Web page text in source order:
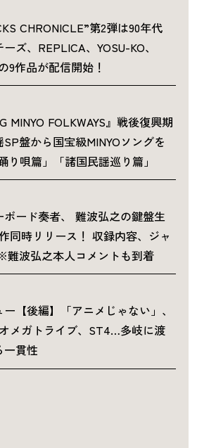
CHRONICLE”第2弾は90年代
ズ、REPLICA、YOSU-KO、
9作品が配信開始！
MINYO FOLKWAYS』戦後復興期
盤から国宝級MINYOソングを
り唄篇」「諸国民謡巡り篇」
ボード奏者、 難波弘之の鍵盤生
同時リリース！ 収録内容、ジャ
難波弘之本人コメントも到着
【後編】「アニメじゃない」、
メガトライブ、ST4…多岐に渡
一貫性